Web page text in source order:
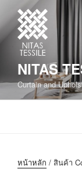
NITAS
Curtain and
หน้าหลัก / สินค้า